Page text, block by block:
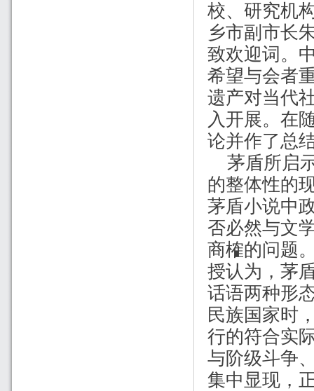
校、研究机
乡市副市长
致欢迎词。
希望与会者
遗产对当代
入开展。在
论并作了总
茅盾所启
的整体性的
茅盾小说中
否必然与文
商榷的问题
授认为，茅
话语两种形
民族国家时
行的符合实
与阶级斗争
集中显现，